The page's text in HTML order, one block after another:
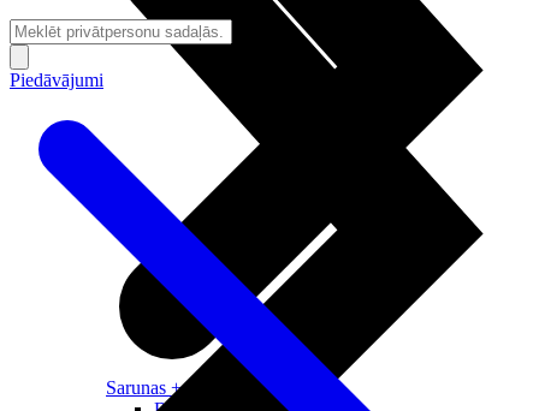
Sarunas + Internets
Piedāvājumi